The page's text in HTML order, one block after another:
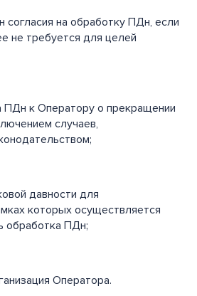
на обработку ПДн, если
не требуется для целей
ПДн к Оператору о прекращении
случаев,
давности для
которых осуществляется
обработка ПДн;
Оператора.